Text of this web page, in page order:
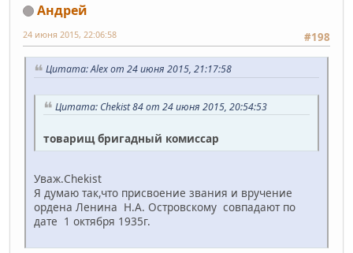
Андрей
#198
24 июня 2015, 22:06:58
Цитата: Alex от 24 июня 2015, 21:17:58
Цитата: Chekist 84 от 24 июня 2015, 20:54:53
товарищ бригадный комиссар
Уваж.Chekist
Я думаю так,что присвоение звания и вручение
ордена Ленина Н.А. Островскому совпадают по
дате 1 октября 1935г.